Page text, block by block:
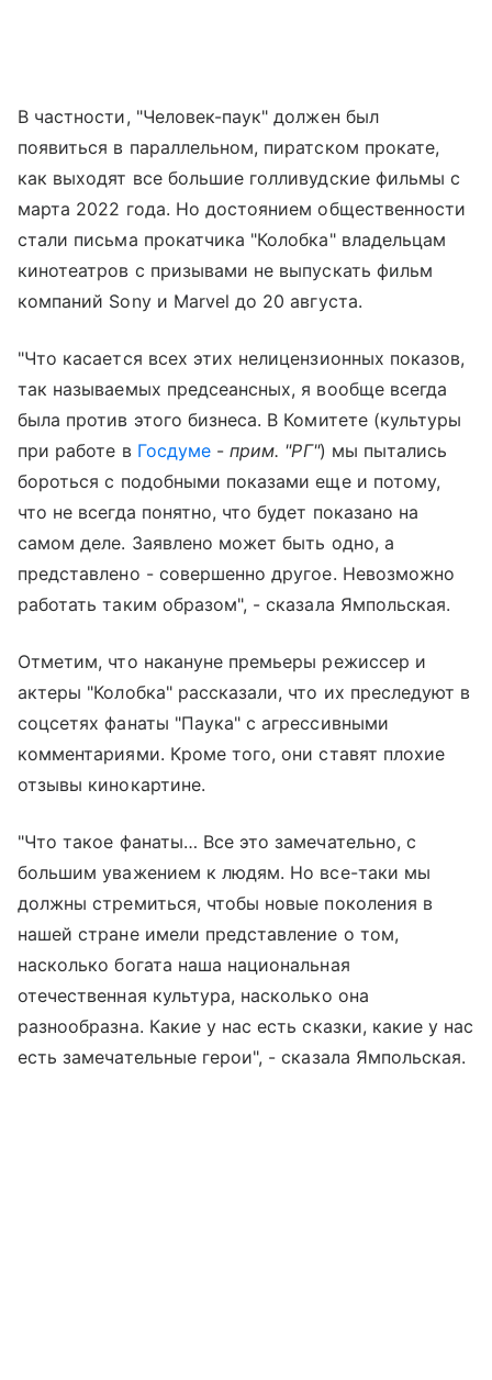
В частности, "Человек-паук" должен был
появиться в параллельном, пиратском прокате,
как выходят все большие голливудские фильмы с
марта 2022 года. Но достоянием общественности
стали письма прокатчика "Колобка" владельцам
кинотеатров с призывами не выпускать фильм
компаний Sony и Marvel до 20 августа.
"Что касается всех этих нелицензионных показов,
так называемых предсеансных, я вообще всегда
была против этого бизнеса. В Комитете (культуры
при работе в Госдуме-прим. "РГ") мы пытались
бороться с подобными показами еще и потому,
что не всегда понятно, что будет показано на
самом деле. Заявлено может быть одно, а
представлено - совершенно другое. Невозможно
работать таким образом", - сказала Ямпольская.
Отметим, что накануне премьеры режиссер и
актеры "Колобка" рассказали, что их преследуют в
соцсетях фанаты "Паука" с агрессивными
комментариями. Кроме того, они ставят плохие
отзывы кинокартине.
"Что такое фанаты… Все это замечательно, с
большим уважением к людям. Но все-таки мы
должны стремиться, чтобы новые поколения в
нашей стране имели представление о том,
насколько богата наша национальная
отечественная культура, насколько она
разнообразна. Какие у нас есть сказки, какие у нас
есть замечательные герои", - сказала Ямпольская.